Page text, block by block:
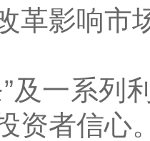
革影响市
”及一系列
资者信心